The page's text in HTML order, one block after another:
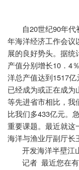
自20世纪90年代
年海洋经济工作会议
展的良好势头。据统
产值分别增长10 ． 4
洋总产值达到 1517亿
已经成为或正在成为
等先进省市相比，我
比我们多433亿元。
重要课题。最近就这
海洋与渔业厅副厅长
开发海洋半壁江
记者 最近您在